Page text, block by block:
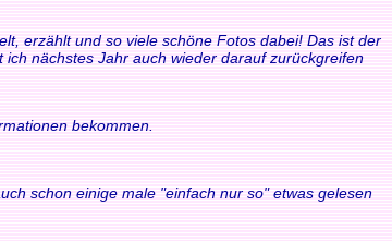
erzählt und so viele schöne Fotos dabei! Das ist der
nächstes Jahr auch wieder darauf zurückgreifen
bekommen.
schon einige male "einfach nur so" etwas gelesen